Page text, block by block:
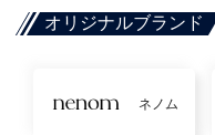
オリジナルブランド
ネノム